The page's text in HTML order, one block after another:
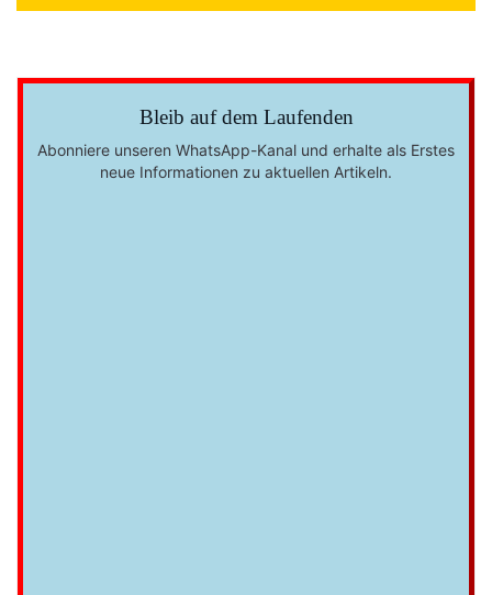
Bleib auf dem Laufenden
Abonniere unseren WhatsApp-Kanal und erhalte als Erstes
neue Informationen zu aktuellen Artikeln.